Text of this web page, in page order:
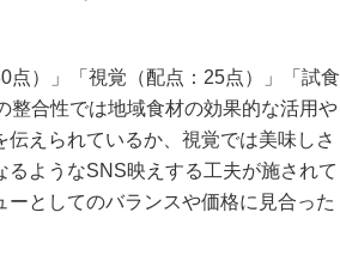
）」「視覚（配点：25点）」「試食
整合性では地域食材の効果的な活用や
えられているか、視覚では美味しさ
ようなSNS映えする工夫が施されて
としてのバランスや価格に見合った